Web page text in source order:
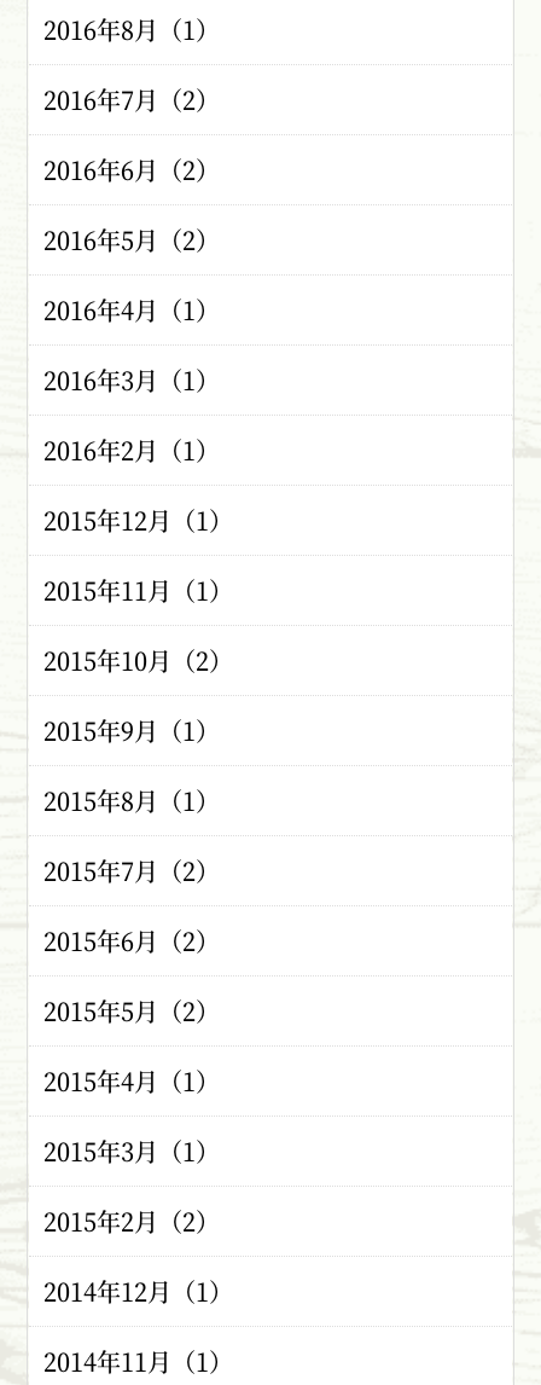
2016年8月（1）
2016年7月（2）
2016年6月（2）
2016年5月（2）
2016年4月（1）
2016年3月（1）
2016年2月（1）
2015年12月（1）
2015年11月（1）
2015年10月（2）
2015年9月（1）
2015年8月（1）
2015年7月（2）
2015年6月（2）
2015年5月（2）
2015年4月（1）
2015年3月（1）
2015年2月（2）
2014年12月（1）
2014年11月（1）